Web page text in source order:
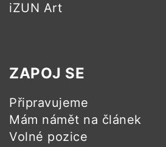
iZUN Art
ZAPOJ SE
Připravujeme
Mám námět na článek
Volné pozice